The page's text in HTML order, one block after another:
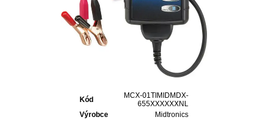
Kód
MCX-01TIMIDMDX-
655XXXXXXNL
Výrobce
Midtronics